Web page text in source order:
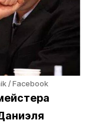
/ Facebook